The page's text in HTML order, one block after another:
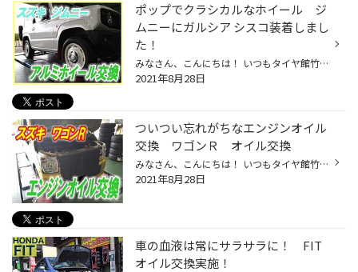
ポップでクラシカルなホイール ジ
ムニーにガルシア シスコ装着しまし
た！
みなさん、こんにちは！ いつもタイヤ館竹尾のＷＥＢを ご覧いただき有難うございます！ 本日はスズキ ジムニーの ホイール交換のご紹介です。 今回装着したホイール ＭＩＤ：Ｇａｒｃｉａ ＣＩＳＣＯ（ガルシア シスコ） カラー：オールドイングリッシュホワイト ＋ リムヴァーレイポリッシュ ホイ...
2021年8月28日
ついつい忘れがちなエンジンオイル
交換 ワゴンＲ オイル交換
みなさん、こんにちは！ いつもタイヤ館竹尾のＷＥＢを ご覧いただき有難うございます！ 本日ご紹介の作業は スズキ ワゴンＲ エンジンオイル交換です。 今回ご使用のオイルは エコＭＡＸ ０Ｗ-２０ 全合成油 ＳＰ規格 使用した量のみをご精算する 量り売りタイプですので 余らさず、経済的です。 ...
2021年8月28日
車の血液は常にサラサラに！ FIT
オイル交換実施！